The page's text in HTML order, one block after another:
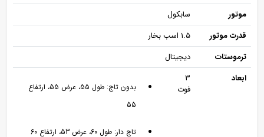
موتور
سابکول
قدرت موتور
1.5 اسب بخار
ترموستات
دیجیتال
ابعاد
3
فوت
بدون تاج: طول 55، عرض 55، ارتفاع
55
تاج دار: طول 60، عرض 53، ارتفاع 60